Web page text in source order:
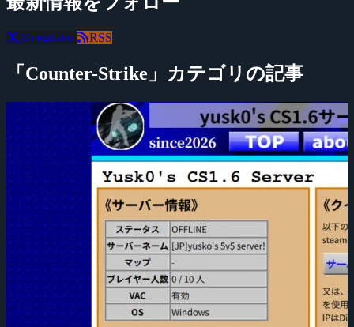
@negitaku RSS
「Counter-Strike」カテゴリの記事